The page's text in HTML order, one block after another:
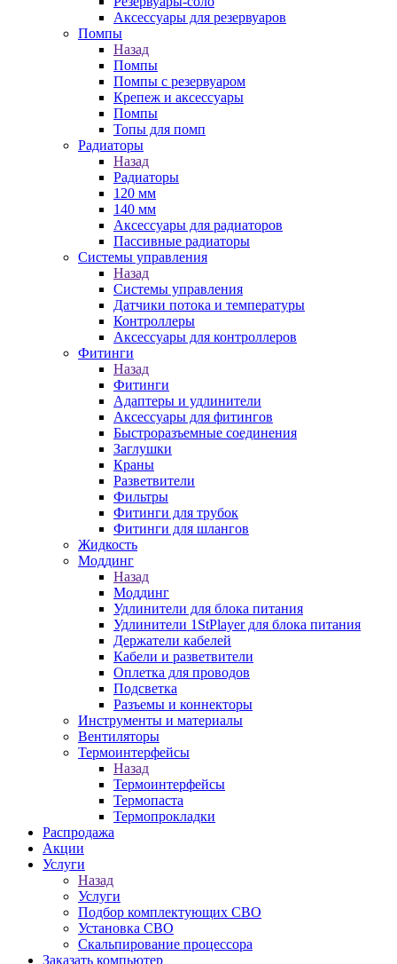
Аксессуары для резервуаров
Помпы
Назад
Помпы
Помпы с резервуаром
Крепеж и аксессуары
Помпы
Топы для помп
Радиаторы
Назад
Радиаторы
120 мм
140 мм
Аксессуары для радиаторов
Пассивные радиаторы
Системы управления
Назад
Системы управления
Датчики потока и температуры
Контроллеры
Аксессуары для контроллеров
Фитинги
Назад
Фитинги
Адаптеры и удлинители
Аксессуары для фитингов
Быстроразъемные соединения
Заглушки
Краны
Разветвители
Фильтры
Фитинги для трубок
Фитинги для шлангов
Жидкость
Моддинг
Назад
Моддинг
Удлинители для блока питания
Удлинители 1StPlayer для блока питания
Держатели кабелей
Кабели и разветвители
Оплетка для проводов
Подсветка
Разъемы и коннекторы
Инструменты и материалы
Вентиляторы
Термоинтерфейсы
Назад
Термоинтерфейсы
Термопаста
Термопрокладки
Распродажа
Акции
Услуги
Назад
Услуги
Подбор комплектующих СВО
Установка СВО
Скальпирование процессора
Заказать компьютер